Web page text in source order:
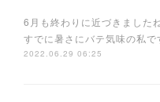
6月も終わりに近づきました
すでに暑さにバテ気味の私
2022.06.29 06:25